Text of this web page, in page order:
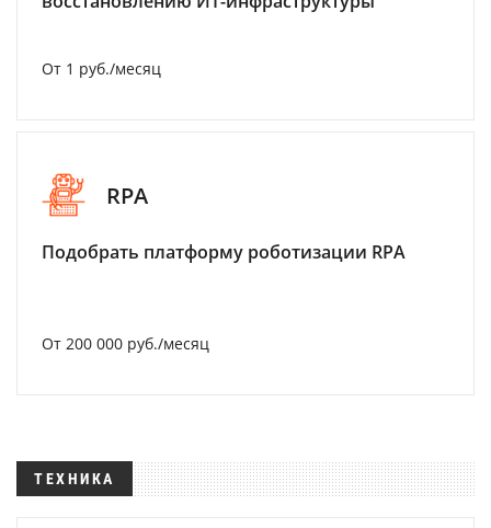
От 1 руб./месяц
RPA
Подобрать платформу роботизации RPA
От 200 000 руб./месяц
ТЕХНИКА